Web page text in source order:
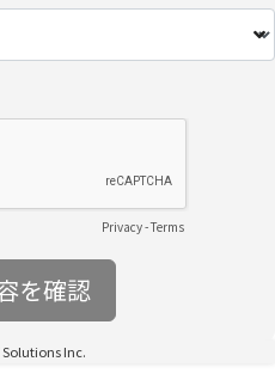
て】
示/訂正/削除などを希望される
以下をご参照ください。
者の不正なアクセスに備えて、
る個人情報の暗号化またはこれ
安全性の確保に努めます。
Privacy-Terms
Inc.